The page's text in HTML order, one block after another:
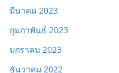
มีนาคม 2023
กุมภาพันธ์ 2023
มกราคม 2023
ธันวาคม 2022